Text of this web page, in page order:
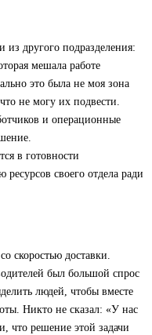
другого подразделения:
мешала работе
это была не моя зона
не могу их подвести.
и операционные
в готовности
ресурсов своего отдела ради
скоростью доставки.
был большой спрос
людей, чтобы вместе
Никто не сказал: «У нас
что решение этой задачи